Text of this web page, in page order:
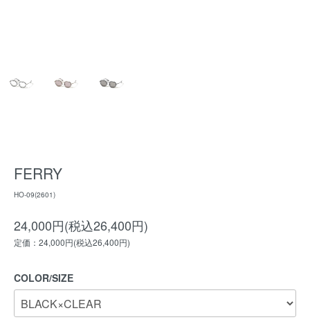
FERRY
HO-09(2601)
24,000円(税込26,400円)
定価：24,000円(税込26,400円)
COLOR/SIZE